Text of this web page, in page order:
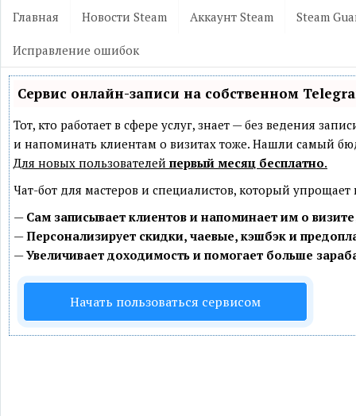
Главная Новости Steam Аккаунт Steam Steam
Исправление ошибок
Сервис онлайн-записи на собственном
Тот, кто работает в сфере услуг, знает — без ведения
и напоминать клиентам о визитах тоже. Нашли самый
Для новых пользователей первый месяц бесплатно.
Чат-бот для мастеров и специалистов, который
— Сам записывает клиентов и напоминает им о
—Персонализирует скидки, чаевые, кэшбэк и
—Увеличивает доходимость и помогает больше
Начать пользоваться сервисом